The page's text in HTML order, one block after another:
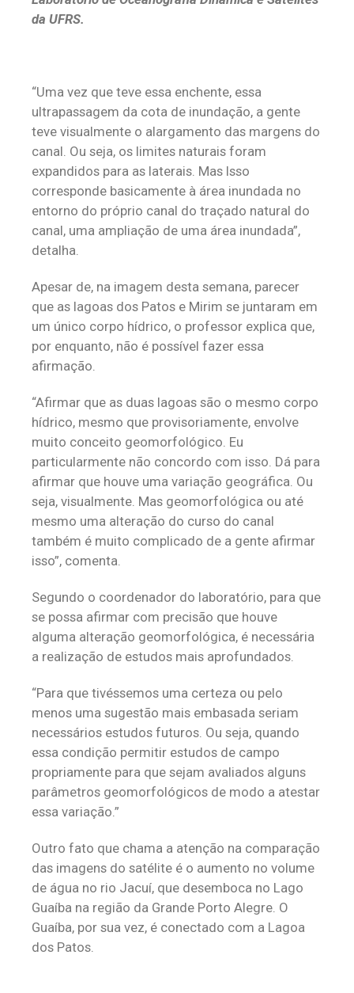
da UFRS.
“Uma vez que teve essa enchente, essa
ultrapassagem da cota de inundação, a gente
teve visualmente o alargamento das margens do
canal. Ou seja, os limites naturais foram
expandidos para as laterais. Mas Isso
corresponde basicamente à área inundada no
entorno do próprio canal do traçado natural do
canal, uma ampliação de uma área inundada”,
detalha.
Apesar de, na imagem desta semana, parecer
que as lagoas dos Patos e Mirim se juntaram em
um único corpo hídrico, o professor explica que,
por enquanto, não é possível fazer essa
afirmação.
“Afirmar que as duas lagoas são o mesmo corpo
hídrico, mesmo que provisoriamente, envolve
muito conceito geomorfológico. Eu
particularmente não concordo com isso. Dá para
afirmar que houve uma variação geográfica. Ou
seja, visualmente. Mas geomorfológica ou até
mesmo uma alteração do curso do canal
também é muito complicado de a gente afirmar
isso”, comenta.
Segundo o coordenador do laboratório, para que
se possa afirmar com precisão que houve
alguma alteração geomorfológica, é necessária
a realização de estudos mais aprofundados.
“Para que tivéssemos uma certeza ou pelo
menos uma sugestão mais embasada seriam
necessários estudos futuros. Ou seja, quando
essa condição permitir estudos de campo
propriamente para que sejam avaliados alguns
parâmetros geomorfológicos de modo a atestar
essa variação.”
Outro fato que chama a atenção na comparação
das imagens do satélite é o aumento no volume
de água no rio Jacuí, que desemboca no Lago
Guaíba na região da Grande Porto Alegre. O
Guaíba, por sua vez, é conectado com a Lagoa
dos Patos.